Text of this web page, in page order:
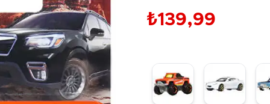
Oyunlar
Arkadaş - Aile Kutu Oyunları
Çocuk Kutu Oyunları
Eğitici Oyunlar
Oyuncak Bebek Aksesuarları
Kozmetik ve Güzellik Setleri
Aksesuar
3-5 Yaş 6-9 Yaş
₺139,99